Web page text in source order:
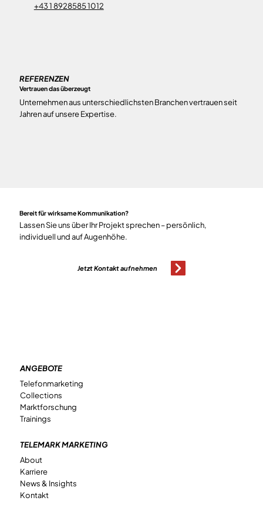
+43 1 8928585 1012
REFERENZEN
Vertrauen das überzeugt
Unternehmen aus unterschiedlichsten Branchen vertrauen seit
Jahren auf unsere Expertise.
Bereit für wirksame Kommunikation?
Lassen Sie uns über Ihr Projekt sprechen – persönlich,
individuell und auf Augenhöhe.
Jetzt Kontakt aufnehmen
ANGEBOTE
Telefonmarketing
Collections
Marktforschung
Trainings
TELEMARK MARKETING
About
Karriere
News & Insights
Kontakt